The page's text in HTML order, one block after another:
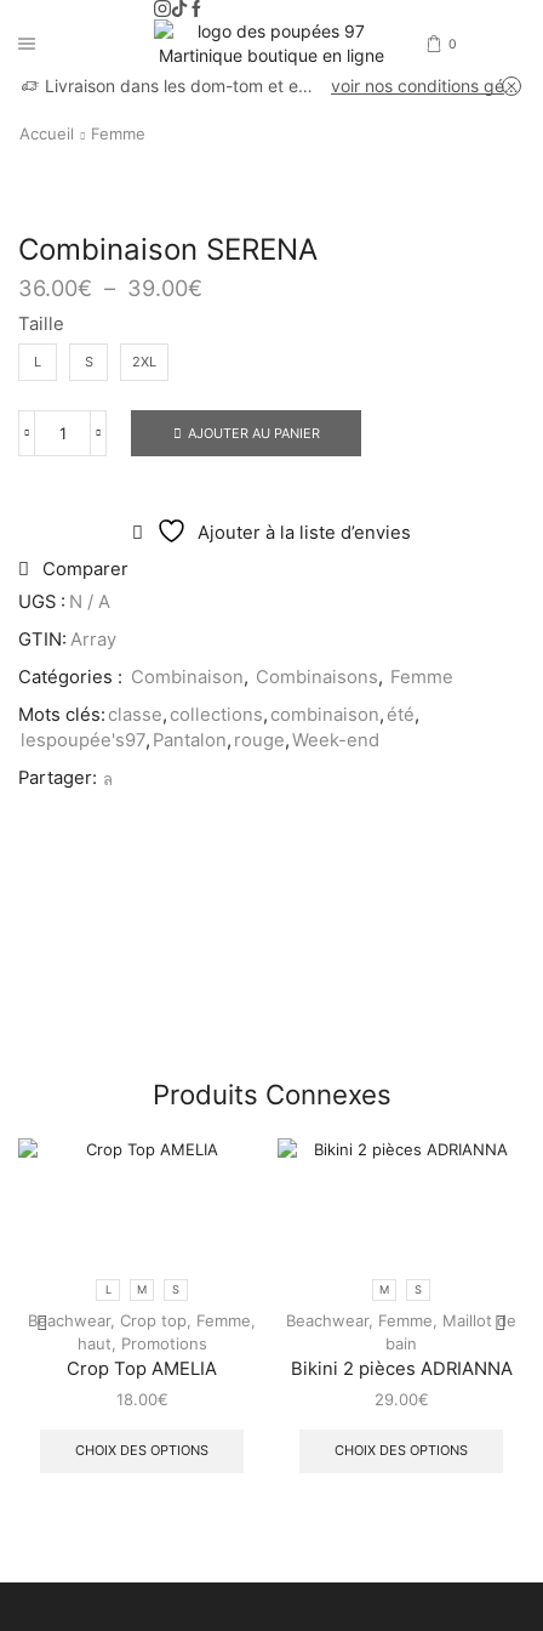
0
Livraison dans les dom-tom et en France métropolitaine voir nos conditions générales de vente
Accueil Femme
Combinaison SERENA
36.00€ – 39.00€
Taille
L S 2XL
AJOUTER AU PANIER
Ajouter à la liste d’envies
Comparer
UGS : N / A
GTIN: Array
Catégories : Combinaison, Combinaisons, Femme
Mots clés: classe, collections, combinaison, été,
lespoupée's97, Pantalon, rouge,Week-end
Partager:
Produits Connexes
L M S
Beachwear, Crop top Femme
haut
Promotions
Crop Top AMELIA
18.00€
CHOIX DES OPTIONS
M S
Beachwear, Femme
Maillot de
bain
Bikini 2 pièces ADRIANNA
29.00€
CHOIX DES OPTIONS